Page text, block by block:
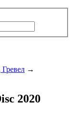
→
2020